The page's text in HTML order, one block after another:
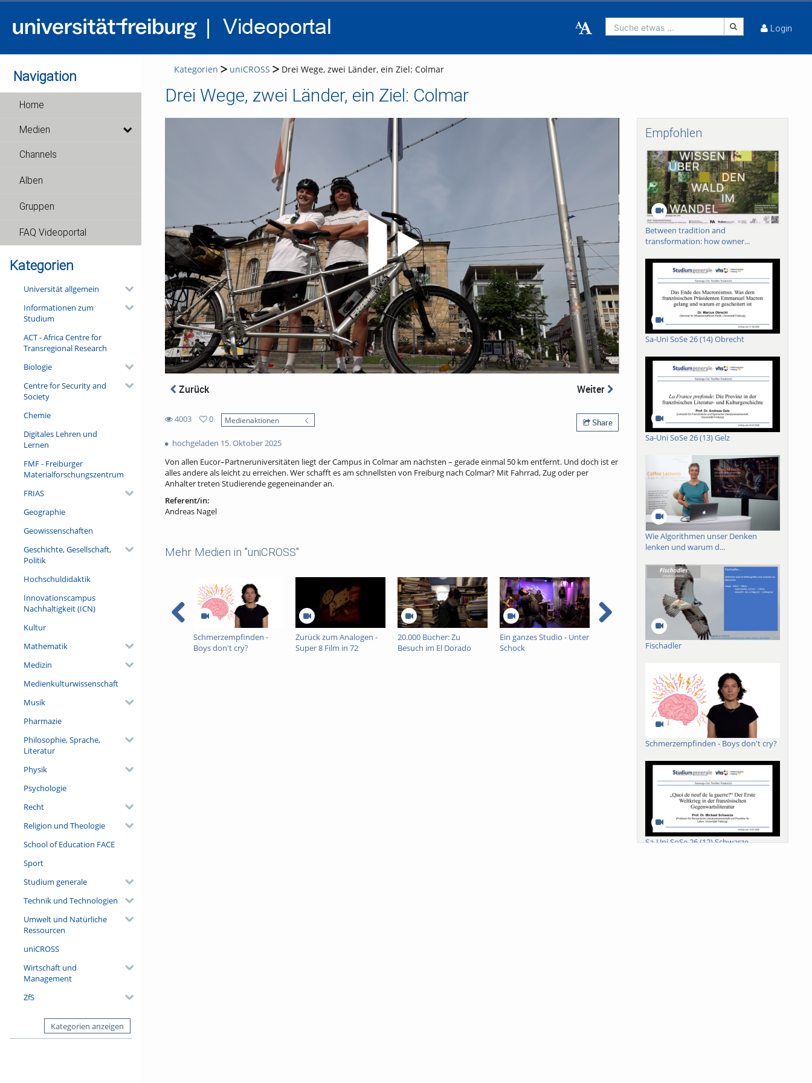
Suche etwas ... Login
Navigation
Home
Medien
Channels
Alben
Gruppen
FAQ Videoportal
Kategorien
Universität allgemein
Informationen zum
Studium
ACT - Africa Centre for
Transregional Research
Biologie
Centre for Security and
Society
Chemie
Digitales Lehren und
Lernen
FMF - Freiburger
Materialforschungszentrum
FRIAS
Geographie
Geowissenschaften
Geschichte, Gesellschaft,
Politik
Hochschuldidaktik
Innovationscampus
Nachhaltigkeit (ICN)
Kultur
Mathematik
Medizin
Medienkulturwissenschaft
Musik
Pharmazie
Philosophie, Sprache,
Literatur
Physik
Psychologie
Recht
Religion und Theologie
School of Education FACE
Sport
Studium generale
Technik und Technologien
Umwelt und Natürliche
Ressourcen
uniCROSS
Wirtschaft und
Management
ZfS
Kategorien anzeigen
Kategorien uniCROSS Drei Wege, zwei Länder, ein Ziel: Colmar
Drei Wege, zwei Länder, ein Ziel: Colmar
Zurück Weiter
4003
views
0
favorites
Medienaktionen
Share
hochgeladen 15. Oktober 2025
Von allen Eucor–Partneruniversitäten liegt der Campus in Colmar am nächsten – gerade einmal 50 km entfernt. Und doch ist er
alles andere als leicht zu erreichen. Wer schafft es am schnellsten von Freiburg nach Colmar? Mit Fahrrad, Zug oder per
Anhalter treten Studierende gegeneinander an.
Referent/in:
Andreas Nagel
Mehr Medien in "uniCROSS"
Schmerzempfinden -
Boys don't cry?
Zurück zum Analogen -
Super 8 Film in 72
20.000 Bücher: Zu
Besuch im El Dorado
Ein ganzes Studio - Unter
Schock
Ein ganzes Studio - Unter
Sommer, Sonne,
Empfohlen
Between tradition and
transformation: how owner...
Sa-Uni SoSe 26 (14) Obrecht
Sa-Uni SoSe 26 (13) Gelz
Wie Algorithmen unser Denken
lenken und warum d...
Fischadler
Schmerzempfinden - Boys don't cry?
Sa-Uni SoSe 26 (12) Schwarze